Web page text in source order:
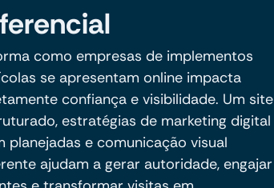
como empresas de implementos
se apresentam online impacta
confiança e visibilidade. Um site
estratégias de marketing digital
planejadas e comunicação visual
ajudam a gerar autoridade, engajar